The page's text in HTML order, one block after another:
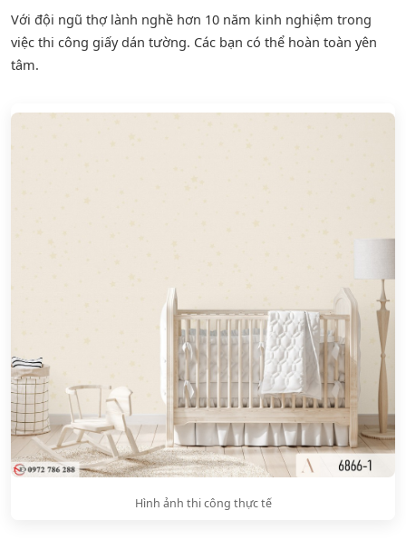
Với đội ngũ thợ lành nghề hơn 10 năm kinh nghiệm trong
việc thi công giấy dán tường. Các bạn có thể hoàn toàn yên
tâm.
Hình ảnh thi công thực tế